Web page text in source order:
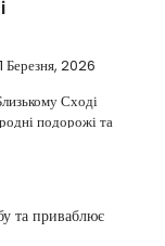
1 Березня, 2026
Сході
подорожі та
провалу
та приваблює